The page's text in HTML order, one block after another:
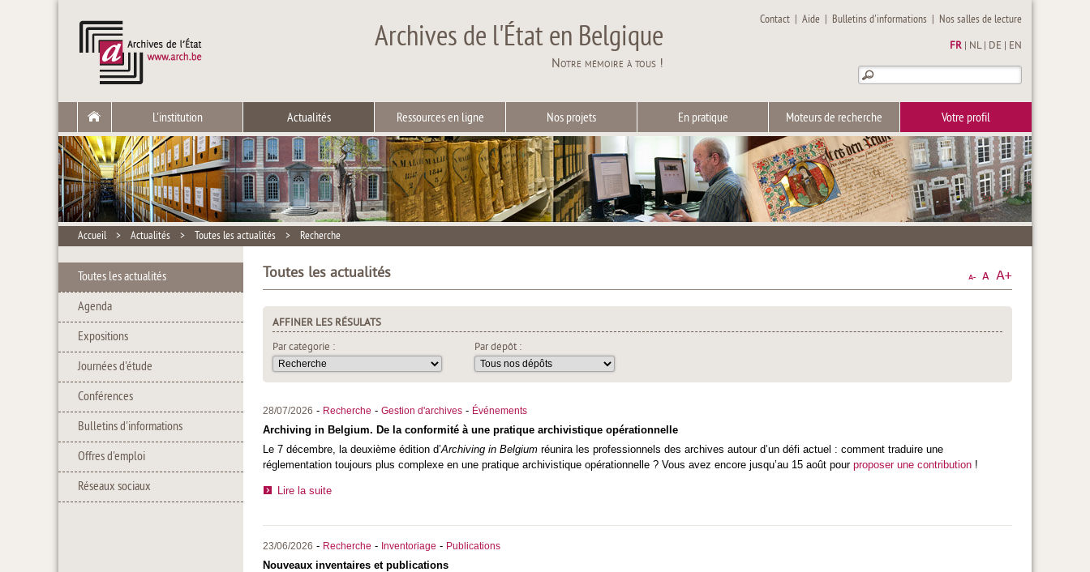
Archives de l'État en Belgique
Notre mémoire à tous !
Contact |Aide | Bulletins d'informations | Nos salles de lecture
FR NL| DE EN
L'institution Actualités Ressources en ligne Nos projets En pratique Moteurs de recherche Votre profil
Accueil > Actualités > Toutes les actualités > Recherche
Toutes les actualités
Agenda
Expositions
Journées d'étude
Conférences
Bulletins d'informations
Offres d'emploi
Réseaux sociaux
Toutes les actualités
AFFINER LES RÉSULATS
Par catégorie :
Par dépôt :
28/07/2026 - Recherche - Gestion d'archives - Événements
Archiving in Belgium. De la conformité à une pratique archivistique opérationnelle
Le 7 décembre, la deuxième édition d’Archiving in Belgium réunira les professionnels des archives autour d’un défi actuel : comment traduire une
réglementation toujours plus complexe en une pratique archivistique opérationnelle ? Vous avez encore jusqu’au 15 août pour proposer une contribution !
Lire la suite
23/06/2026 - Recherche - Inventoriage - Publications
Nouveaux inventaires et publications